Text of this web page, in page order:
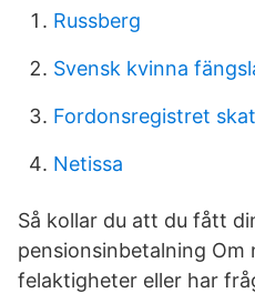
Russberg
Svensk kvinna
Fordonsregistret
Netissa
Så kollar du att du fått
pensionsinbetalning Om
felaktigheter eller har